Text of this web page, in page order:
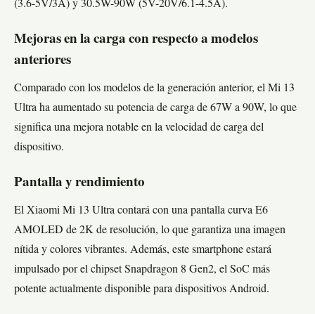
(3.6-5V/3A) y 30.5W-90W (5V-20V/6.1-4.5A).
Mejoras en la carga con respecto a modelos
anteriores
Comparado con los modelos de la generación anterior, el Mi 13
Ultra ha aumentado su potencia de carga de 67W a 90W, lo que
significa una mejora notable en la velocidad de carga del
dispositivo.
Pantalla y rendimiento
El Xiaomi Mi 13 Ultra contará con una pantalla curva E6
AMOLED de 2K de resolución, lo que garantiza una imagen
nítida y colores vibrantes. Además, este smartphone estará
impulsado por el chipset Snapdragon 8 Gen2, el SoC más
potente actualmente disponible para dispositivos Android.